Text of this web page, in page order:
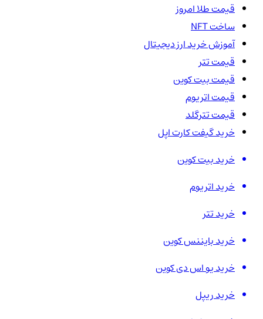
قیمت طلا امروز
ساخت NFT
آموزش خرید ارز دیجیتال
قیمت تتر
قیمت بیت کوین
قیمت اتریوم
قیمت تترگلد
خرید گیفت کارت اپل
خرید بیت کوین
خرید اتریوم
خرید تتر
خرید بایننس کوین
خرید یو اس دی کوین
خرید ریپل